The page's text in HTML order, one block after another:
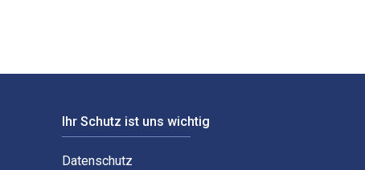
Ihr Schutz ist uns wichtig
Datenschutz